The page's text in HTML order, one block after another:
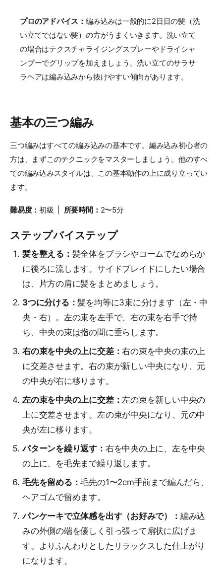
プロのアドバイス：編み込みは一般的に2日目の髪（洗
い立てではない髪）の方がうまくいきます。洗い立て
の場合はテクスチャライジングスプレーやドライシャ
ンプーでグリップを加えましょう。洗い立てのサラサ
ラヘアは編み込みから抜けやすい傾向があります。
基本の三つ編み
三つ編みはすべての編み込みの基本です。編み込み初心者の
方は、まずこのテクニックをマスターしましょう。他のすべ
ての編み込みスタイルは、この基本動作の上に成り立ってい
ます。
難易度：初級 | 所要時間： 2〜5分
ステップバイステップ
髪を整える： 髪全体をブラシやコームでなめらか
に後ろに流します。サイドブレイドにしたい場合
は、片方の肩に髪をまとめましょう。
3つに分ける：髪を均等に3束に分けます（左・中
央・右）。左の束を左手で、右の束を右手で持
ち、中央の束は指の間に垂らします。
右の束を中央の上に交差：右の束を中央の束の上
に交差させます。右の束が新しい中央になり、元
の中央が右に移ります。
左の束を中央の上に交差：左の束を新しい中央の
上に交差させます。左の束が中央になり、元の中
央が左に移ります。
パターンを繰り返す： 右を中央の上に、左を中央
の上に、を毛先まで繰り返します。
毛先を留める：毛先の1〜2cm手前まで編んだら、
ヘアゴムで留めます。
パンケーキで立体感を出す（お好みで）： 編み込
みの外側の端を優しく引っ張って扇状に広げま
す。よりふんわりとしたリラックスした仕上がり
になります。